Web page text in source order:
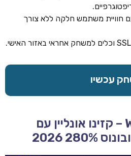
חוויית משתמש חלקה ללא צורך
עכשיו
WAZBEE CASINO – קזינו אונליין עם